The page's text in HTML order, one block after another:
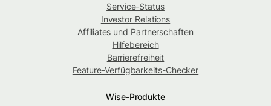
Service-Status
Investor Relations
Affiliates und Partnerschaften
Hilfebereich
Barrierefreiheit
Feature-Verfügbarkeits-Checker
Wise-Produkte